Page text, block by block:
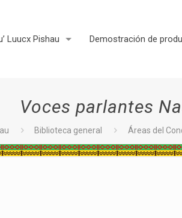
Luucx Pishau Demostración de
Voces parlantes
Biblioteca general Áreas del